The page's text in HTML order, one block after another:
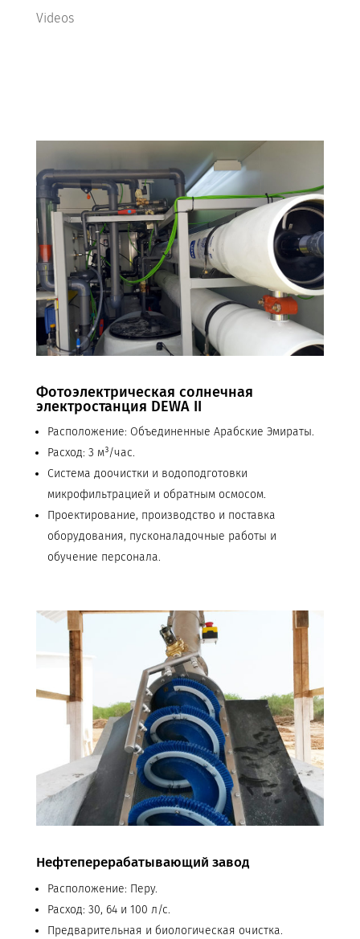
Videos
Фотоэлектрическая солнечная
электростанция DEWA II
Расположение: Объединенные Арабские Эмираты.
Расход: 3 м³/час.
Система доочистки и водоподготовки
микрофильтрацией и обратным осмосом.
Проектирование, производство и поставка
оборудования, пусконаладочные работы и
обучение персонала.
Нефтеперерабатывающий завод
Расположение: Перу.
Расход: 30, 64 и 100 л/с.
Предварительная и биологическая очистка.